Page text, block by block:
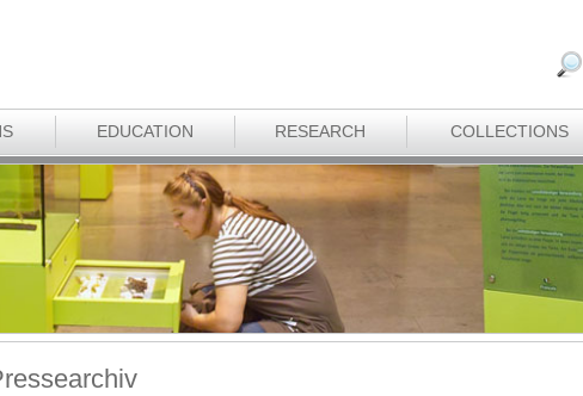
EDUCATION RESEARCH COLLECTIONS